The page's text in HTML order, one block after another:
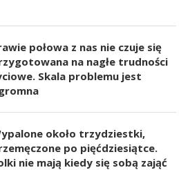
połowa z nas nie czuje się
na nagłe trudności
Skala problemu jest
około trzydziestki,
po pięćdziesiątce.
nie mają kiedy się sobą zająć